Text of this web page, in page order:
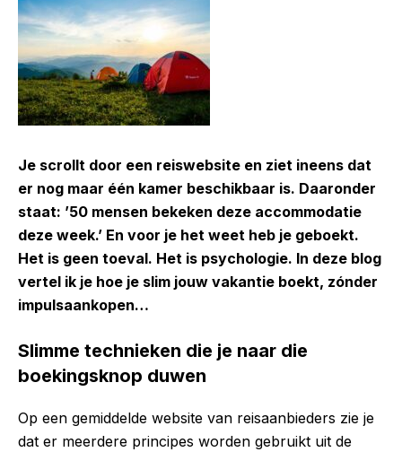
Je scrollt door een reiswebsite en ziet ineens dat
er nog maar één kamer beschikbaar is. Daaronder
staat: ’50 mensen bekeken deze accommodatie
deze week.’ En voor je het weet heb je geboekt.
Het is geen toeval. Het is psychologie. In deze blog
vertel ik je hoe je slim jouw vakantie boekt, zónder
impulsaankopen…
Slimme technieken die je naar die
boekingsknop duwen
Op een gemiddelde website van reisaanbieders zie je
dat er meerdere principes worden gebruikt uit de